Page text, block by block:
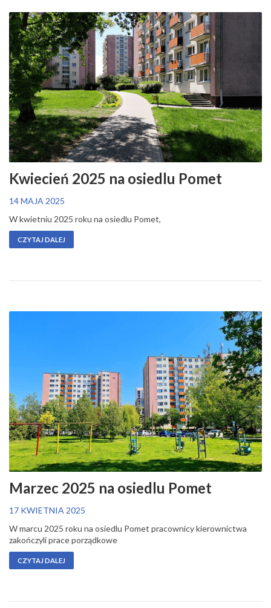
Kwiecień 2025 na osiedlu Pomet
14 MAJA 2025
W kwietniu 2025 roku na osiedlu Pomet,
CZYTAJ DALEJ
Marzec 2025 na osiedlu Pomet
17 KWIETNIA 2025
W marcu 2025 roku na osiedlu Pomet pracownicy kierownictwa
zakończyli prace porządkowe
CZYTAJ DALEJ